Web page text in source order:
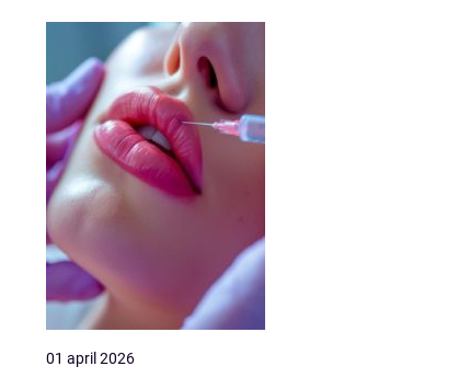
01 april 2026